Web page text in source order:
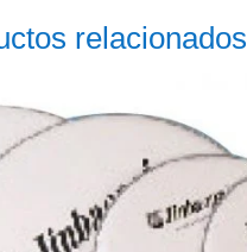
relacionados